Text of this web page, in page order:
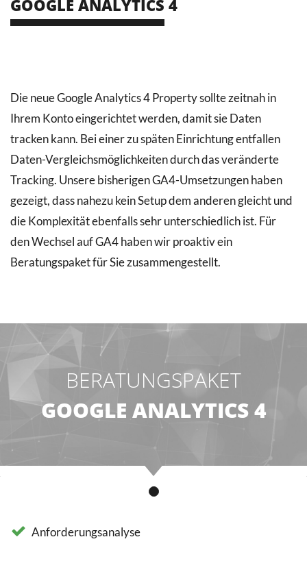
GOOGLE ANALYTICS 4
Die neue Google Analytics 4 Property sollte zeitnah in
Ihrem Konto eingerichtet werden, damit sie Daten
tracken kann. Bei einer zu späten Einrichtung entfallen
Daten-Vergleichsmöglichkeiten durch das veränderte
Tracking. Unsere bisherigen GA4-Umsetzungen haben
gezeigt, dass nahezu kein Setup dem anderen gleicht und
die Komplexität ebenfalls sehr unterschiedlich ist. Für
den Wechsel auf GA4 haben wir proaktiv ein
Beratungspaket für Sie zusammengestellt.
BERATUNGSPAKET
GOOGLE ANALYTICS 4
Anforderungsanalyse